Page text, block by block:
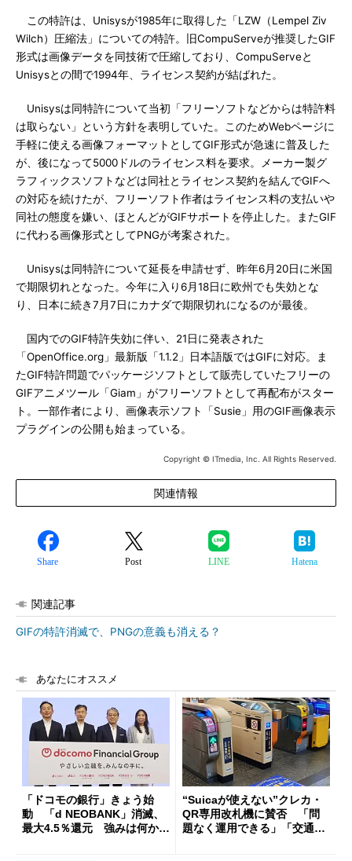
この特許は、Unisysが1985年に取得した「LZW（Lempel Ziv
Wilch）圧縮法」についての特許。旧CompuServeが推奨したGIF
形式は画像データを同技術で圧縮しており、CompuServeと
Unisysとの間で1994年、ライセンス契約が結ばれた。
Unisysは同特許について当初「フリーソフトなどからは特許料
は取らない」という方針を表明していた。このためWebページに
手軽に使える画像フォーマットとしてGIF形式が急速に普及した
が、後になって5000ドルのライセンス料を要求。メーカー製グ
ラフィックスソフトなどは同社とライセンス契約を結んでGIFへ
の対応を続けたが、フリーソフト作者はライセンス料の支払いや
同社の態度を嫌い、ほとんどがGIFサポートを停止した。またGIF
に代わる画像形式としてPNGが考案された。
Unisysは同特許について延長を申請せず、昨年6月20日に米国
で期限切れとなった。今年に入り6月18日に欧州でも失効とな
り、日本に続き7月7日にカナダで期限切れになるのが最後。
国内でのGIF特許失効に伴い、21日に発表された
「OpenOffice.org」最新版「1.1.2」日本語版ではGIFに対応。ま
たGIF特許問題でパッケージソフトとして販売していたフリーの
GIFアニメツール「Giam」がフリーソフトとして再配布がスター
ト。一部作者により、画像表示ソフト「Susie」用のGIF画像表示
プラグインの公開も始まっている。
Copyright © ITmedia, Inc. All Rights Reserved.
関連情報
Share Post LINE Hatena
関連記事
GIFの特許消滅で、PNGの意義も消える？
あなたにオススメ
「ドコモの銀行」きょう始
動 「d NEOBANK」消滅、
最大4.5％還元 強みは何か解
“Suicaが使えない”クレカ・
QR専用改札機に賛否 「問
題なく運用できる」「交通系I